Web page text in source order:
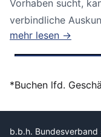
Vorhaben sucht,
verbindliche
Bundesfinanzhof...
mehr lesen →
*Buchen lfd.
b.b.h.